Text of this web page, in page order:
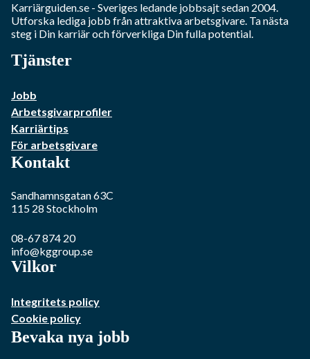
Karriärguiden.se - Sveriges ledande jobbsajt sedan 2004.
Utforska lediga jobb från attraktiva arbetsgivare. Ta nästa
steg i Din karriär och förverkliga Din fulla potential.
Tjänster
Jobb
Arbetsgivarprofiler
Karriärtips
För arbetsgivare
Kontakt
Sandhamnsgatan 63C
115 28 Stockholm
08-67 874 20
info@kggroup.se
Vilkor
Integritets policy
Cookie policy
Bevaka nya jobb